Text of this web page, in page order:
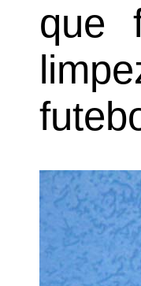
que